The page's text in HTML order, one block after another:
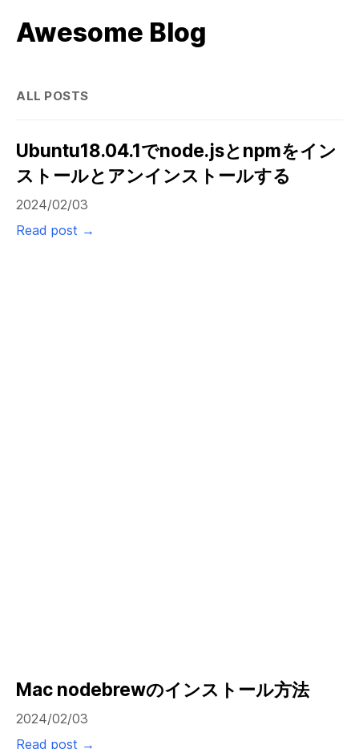
Awesome Blog
ALL POSTS
Ubuntu18.04.1でnode.jsとnpmをイン
ストールとアンインストールする
2024/02/03
Read post →
Mac nodebrewのインストール方法
2024/02/03
Read post →